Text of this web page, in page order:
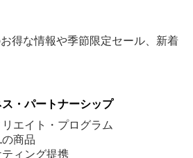
得な情報や季節限定セール、新着
ス・パートナーシップ
エイト・プログラム
商品
ィング提携